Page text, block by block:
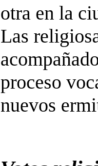
otra en la
Las
proceso
nuevos